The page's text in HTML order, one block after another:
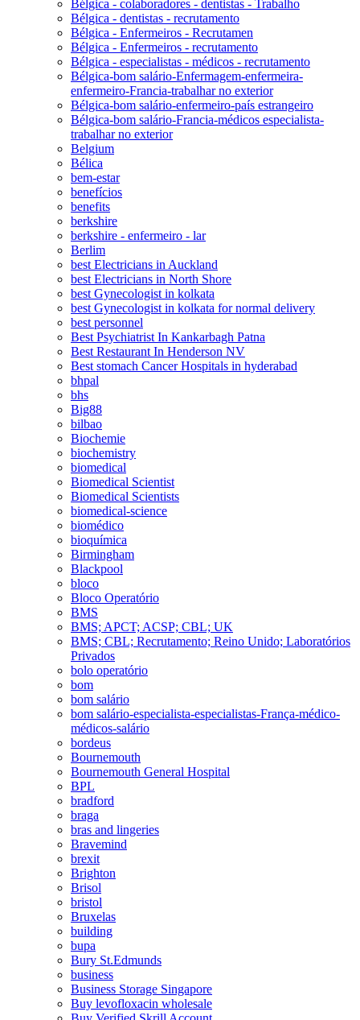
Bélgica - colaboradores - dentistas - Trabalho
Bélgica - dentistas - recrutamento
Bélgica - Enfermeiros - Recrutamen
Bélgica - Enfermeiros - recrutamento
Bélgica - especialistas - médicos - recrutamento
Bélgica-bom salário-Enfermagem-enfermeira-
enfermeiro-Francia-trabalhar no exterior
Bélgica-bom salário-enfermeiro-país estrangeiro
Bélgica-bom salário-Francia-médicos especialista-
trabalhar no exterior
Belgium
Bélica
bem-estar
benefícios
benefits
berkshire
berkshire - enfermeiro - lar
Berlim
best Electricians in Auckland
best Electricians in North Shore
best Gynecologist in kolkata
best Gynecologist in kolkata for normal delivery
best personnel
Best Psychiatrist In Kankarbagh Patna
Best Restaurant In Henderson NV
Best stomach Cancer Hospitals in hyderabad
bhpal
bhs
Big88
bilbao
Biochemie
biochemistry
biomedical
Biomedical Scientist
Biomedical Scientists
biomedical-science
biomédico
bioquímica
Birmingham
Blackpool
bloco
Bloco Operatório
BMS
BMS; APCT; ACSP; CBL; UK
BMS; CBL; Recrutamento; Reino Unido; Laboratórios
Privados
bolo operatório
bom
bom salário
bom salário-especialista-especialistas-França-médico-
médicos-salário
bordeus
Bournemouth
Bournemouth General Hospital
BPL
bradford
braga
bras and lingeries
Bravemind
brexit
Brighton
Brisol
bristol
Bruxelas
building
bupa
Bury St.Edmunds
business
Business Storage Singapore
Buy levofloxacin wholesale